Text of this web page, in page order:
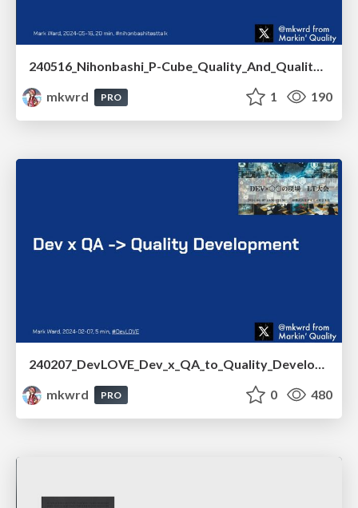
240516_Nihonbashi_P-Cube_Quality_And_Quality_Culture_Cultivation_Cycle
mkwrd
PRO 1 190
mkwrd
PRO 0 480